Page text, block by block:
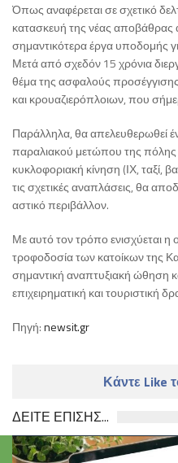
Όπως αναφέρεται σε σχετικό
κατασκευή της νέας αποβάθρας
σημαντικότερα έργα υποδομής
Μετά από σχεδόν 15 χρόνια
θέμα της ασφαλούς
και κρουαζιερόπλοιων, που
Παράλληλα, θα απελευθερωθεί
παραλιακού μετώπου της
κυκλοφοριακή κίνηση (ΙΧ, ταξί,
τις σχετικές αναπλάσεις, θα
αστικό περιβάλλον.
Με αυτό τον τρόπο ενισχύεται η
τροφοδοσία των κατοίκων της
σημαντική αναπτυξιακή ώθηση
επιχειρηματική και τουριστική
Πηγή:newsit.gr
Κάντε Like
ΔΕΙΤΕ ΕΠΙΣΗΣ...